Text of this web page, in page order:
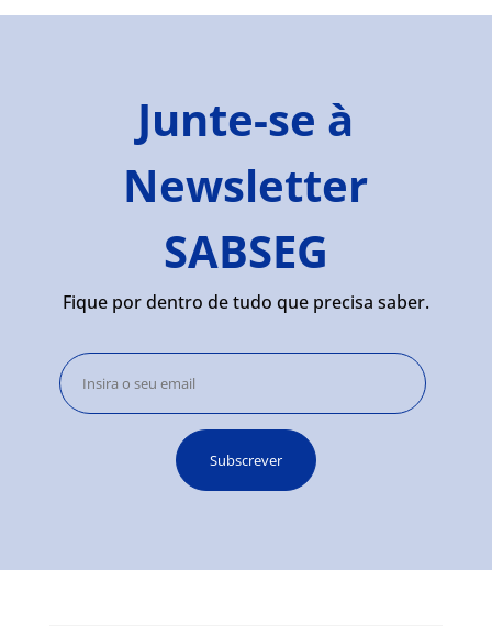
Junte-se à
Newsletter
SABSEG
Fique por dentro de tudo que precisa saber.